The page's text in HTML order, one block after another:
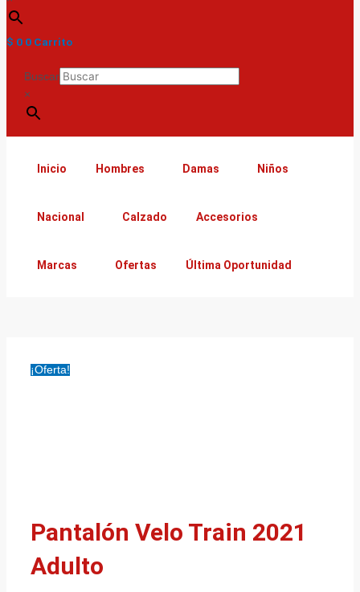
$ 0 0 Carrito
Buscar
×
Inicio Hombres Damas Niños
Nacional Calzado Accesorios
Marcas Ofertas Última Oportunidad
¡Oferta!
Pantalón Velo Train 2021
Adulto